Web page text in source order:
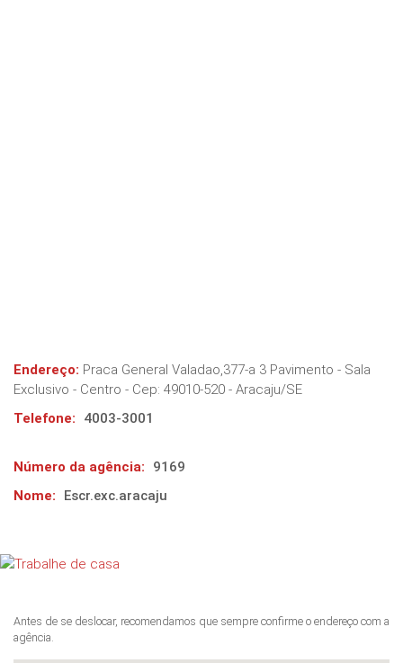
Endereço: Praca General Valadao,377-a 3 Pavimento - Sala
Exclusivo - Centro - Cep: 49010-520 - Aracaju/SE
Telefone:
4003-3001
Número da agência:
9169
Nome:
Escr.exc.aracaju
Antes de se deslocar, recomendamos que sempre confirme o endereço com a
agência.